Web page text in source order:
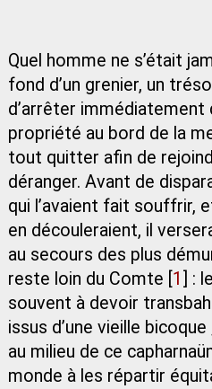
Quel homme ne s’était
fond d’un grenier, un
d’arrêter
propriété au bord de la
tout quitter afin de
déranger. Avant de
qui l’avaient fait souffrir,
en découleraient, il
au secours des plus
reste loin du Comte 1
:
souvent à devoir
issus d’une vieille
au milieu de ce
monde à les répartir